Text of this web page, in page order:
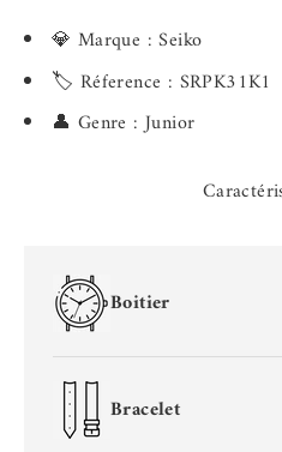
💎 Marque : Seiko
🏷️ Réference : SRPK31K1
👤 Genre : Junior
Boitier
Bracelet